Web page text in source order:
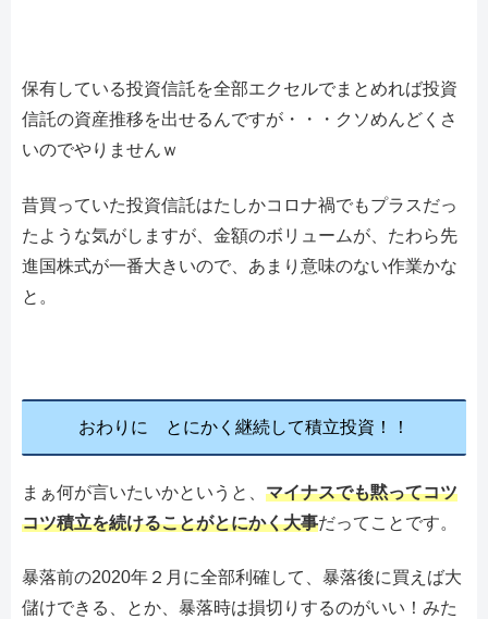
保有している投資信託を全部エクセルでまとめれば投資
信託の資産推移を出せるんですが・・・クソめんどくさ
いのでやりませんｗ
昔買っていた投資信託はたしかコロナ禍でもプラスだっ
たような気がしますが、金額のボリュームが、たわら先
進国株式が一番大きいので、あまり意味のない作業かな
と。
おわりに とにかく継続して積立投資！！
まぁ何が言いたいかというと、 マイナスでも黙ってコツ
コツ積立を続けることがとにかく大事だってことです。
暴落前の2020年２月に全部利確して、暴落後に買えば大
儲けできる、とか、暴落時は損切りするのがいい！みた